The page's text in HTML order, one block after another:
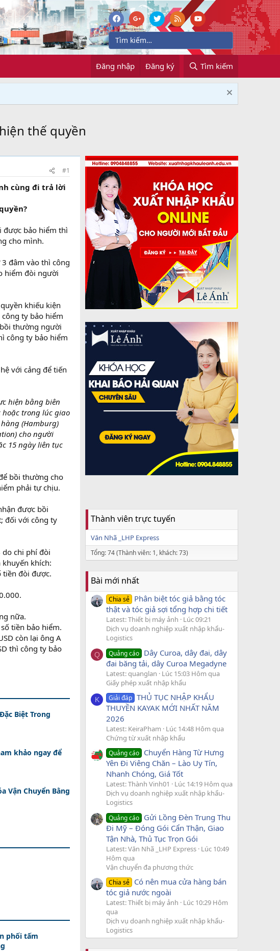
Đăng nhập Đăng ký Tìm kiếm
thế quyền
#1
cùng đi trả lời
được bảo hiểm thì
cho mình.
đâm vào thì công
hiểm đòi người
khiếu kiện
ty bảo hiểm
thường người
công ty bảo hiểm
với cảng để tiến
hiện bằng biên
trong lúc giao
(Hamburg)
cho người
15 ngày liên tục
bồi thường cho
phải tự chịu.
được bồi
đối với công ty
chi phí đòi
khích:
tiền đòi được.
nữa.
tiền bảo hiểm.
còn lại ông A
thì công ty bảo
Biệt Trong
khảo ngay để
Vận Chuyển Bằng
phối tấm
Thành viên trực tuyến
Văn Nhã _LHP Express
Tổng: 74 (Thành viên: 1, khách: 73)
Bài mới nhất
Chia sẻ Phân biệt tóc giả bằng tóc
thật và tóc giả sợi tổng hợp chi tiết
Latest: Thiết bị máy ảnh
Lúc 09:21
Dịch vụ doanh nghiệp xuất nhập khẩu-
Logistics
Q Quảng cáo Dây Curoa, dây đai, dây
đai băng tải, dây Curoa Megadyne
Latest: quanglan
Lúc 15:03 Hôm qua
Giấy phép xuất nhập khẩu
K Giải đáp THỦ TỤC NHẬP KHẨU
THUYỀN KAYAK MỚI NHẤT NĂM
2026
Latest: KeiraPham
Lúc 14:48 Hôm qua
Chứng từ xuất nhập khẩu
Quảng cáo Chuyển Hàng Từ Hưng
Yên Đi Viêng Chăn – Lào Uy Tín,
Nhanh Chóng, Giá Tốt
Latest: Thành Vinh01
Lúc 14:19 Hôm qua
Dịch vụ doanh nghiệp xuất nhập khẩu-
Logistics
Quảng cáo Gửi Lồng Đèn Trung Thu
Đi Mỹ – Đóng Gói Cẩn Thận, Giao
Tận Nhà, Thủ Tục Trọn Gói
Latest: Văn Nhã _LHP Express Lúc 10:49
Hôm qua
Vận chuyển đa phương thức
Chia sẻ Có nên mua cửa hàng bán
tóc giả nước ngoài
Latest: Thiết bị máy ảnh
Lúc 10:29 Hôm
qua
Dịch vụ doanh nghiệp xuất nhập khẩu-
Logistics